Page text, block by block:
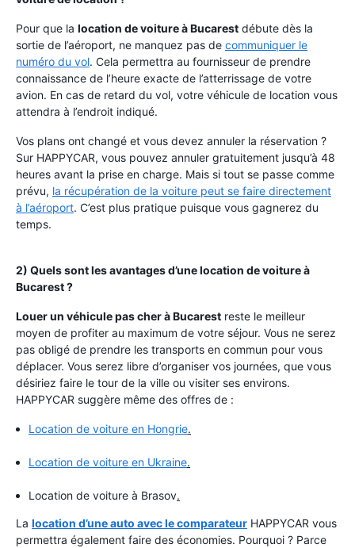
Pour que la location de voiture à Bucarest débute dès la
sortie de l’aéroport, ne manquez pas de communiquer le
numéro du vol. Cela permettra au fournisseur de prendre
connaissance de l’heure exacte de l’atterrissage de votre
avion. En cas de retard du vol, votre véhicule de location vous
attendra à l’endroit indiqué.
Vos plans ont changé et vous devez annuler la réservation ?
Sur HAPPYCAR, vous pouvez annuler gratuitement jusqu’à 48
heures avant la prise en charge. Mais si tout se passe comme
prévu, la récupération de la voiture peut se faire directement
à l’aéroport. C’est plus pratique puisque vous gagnerez du
temps.
2) Quels sont les avantages d’une location de voiture à
Bucarest ?
Louer un véhicule pas cher à Bucarest reste le meilleur
moyen de profiter au maximum de votre séjour. Vous ne serez
pas obligé de prendre les transports en commun pour vous
déplacer. Vous serez libre d’organiser vos journées, que vous
désiriez faire le tour de la ville ou visiter ses environs.
HAPPYCAR suggère même des offres de :
Location de voiture en Hongrie.
Location de voiture en Ukraine.
Location de voiture à Brasov.
La location d’une auto avec le comparateur HAPPYCAR vous
permettra également faire des économies. Pourquoi ? Parce